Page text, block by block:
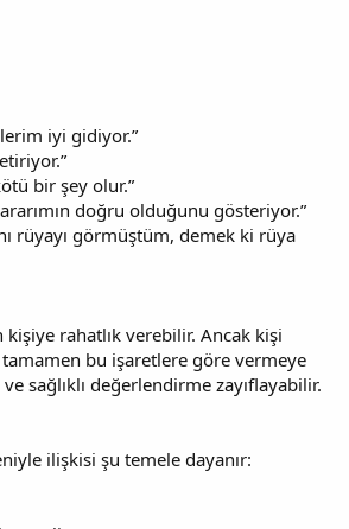
iyi gidiyor.”
bir şey olur.”
doğru olduğunu gösteriyor.”
rüyayı görmüştüm, demek ki rüya
rahatlık verebilir. Ancak kişi
tamamen bu işaretlere göre vermeye
sağlıklı değerlendirme zayıflayabilir.
ilişkisi şu temele dayanır: